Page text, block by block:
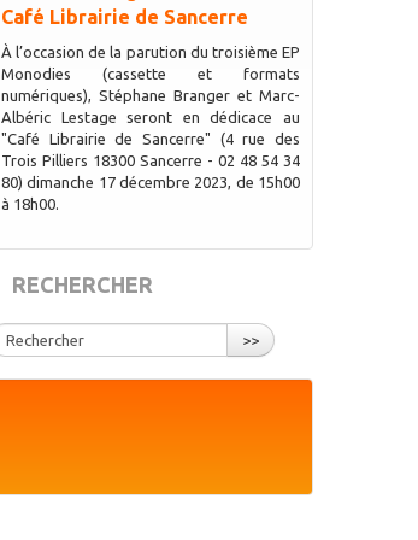
Café Librairie de Sancerre
À l’occasion de la parution du troisième EP
Monodies (cassette et formats
numériques), Stéphane Branger et Marc-
Albéric Lestage seront en dédicace au
"Café Librairie de Sancerre" (4 rue des
Trois Pilliers 18300 Sancerre - 02 48 54 34
80) dimanche 17 décembre 2023, de 15h00
à 18h00.
RECHERCHER
>>